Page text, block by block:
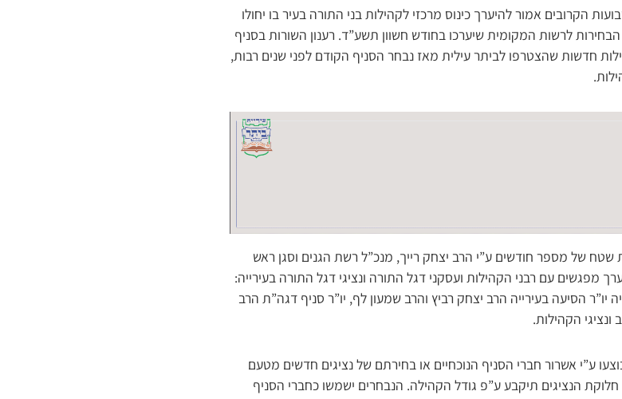
הקרובים אמור להיערך כינוס מרכזי לקהילות בני התורה בעיר בו יחולו
לרשות המקומית שיערכו בחודש חשוון תשע”ד. רענון השורות בסניף
חדשות שהצטרפו לביתר עילית מאז נבחר הסניף הקודם לפני שנים רבות,
שטח של מספר חודשים ע”י הרב יצחק רייך, מנכ”ל רשת הגנים וסגן ראש
מפגשים עם רבני הקהילות ועסקני דגל התורה ונציגי דגל התורה בעירייה:
יו”ר הסיעה בעירייה הרב יצחק רביץ והרב שמעון לף, יו”ר סניף דגה”ת הרב
ונציגי הקהילות.
ע”י אשרור חברי הסניף הנוכחיים או בחירתם של נציגים חדשים מטעם
הנציגים תיקבע ע”פ גודל הקהילה. הנבחרים ישמשו כחברי הסניף